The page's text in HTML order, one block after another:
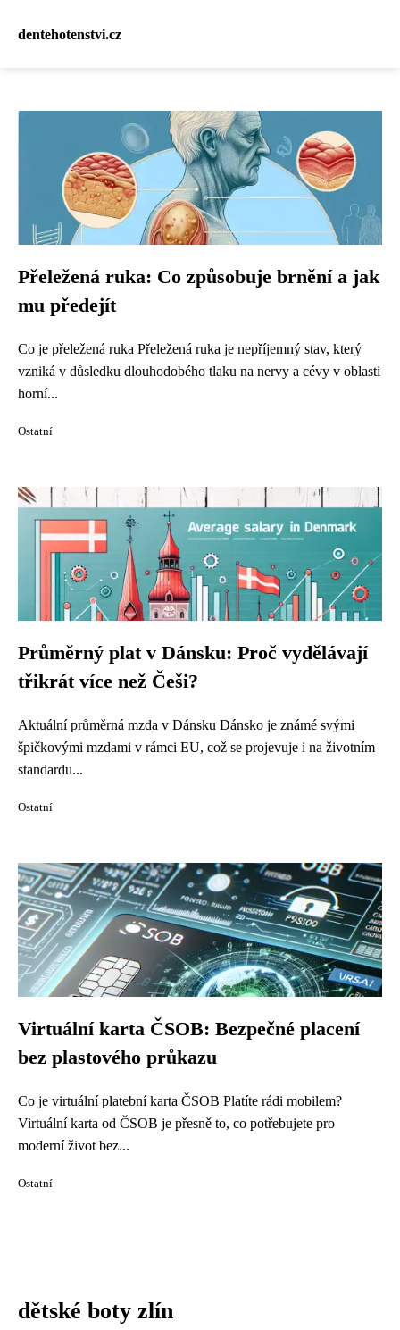
dentehotenstvi.cz
Přeležená ruka: Co způsobuje brnění a jak
mu předejít
Co je přeležená ruka Přeležená ruka je nepříjemný stav, který
vzniká v důsledku dlouhodobého tlaku na nervy a cévy v oblasti
horní...
Ostatní
Průměrný plat v Dánsku: Proč vydělávají
třikrát více než Češi?
Aktuální průměrná mzda v Dánsku Dánsko je známé svými
špičkovými mzdami v rámci EU, což se projevuje i na životním
standardu...
Ostatní
Virtuální karta ČSOB: Bezpečné placení
bez plastového průkazu
Co je virtuální platební karta ČSOB Platíte rádi mobilem?
Virtuální karta od ČSOB je přesně to, co potřebujete pro
moderní život bez...
Ostatní
dětské boty zlín